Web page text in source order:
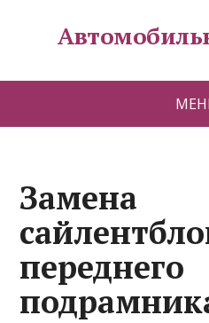
Замена
переднего